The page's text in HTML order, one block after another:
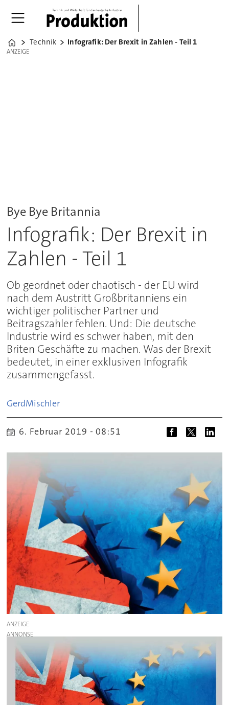
Home
Technik Infografik: Der Brexit in Zahlen - Teil 1
ANZEIGE
ANZEIGE
Bye Bye Britannia
Infografik: Der Brexit in
Zahlen - Teil 1
Ob geordnet oder chaotisch - der EU wird
nach dem Austritt Großbritanniens ein
wichtiger politischer Partner und
Beitragszahler fehlen. Und: Die deutsche
Industrie wird es schwer haben, mit den
Briten Geschäfte zu machen. Was der Brexit
bedeutet, in einer exklusiven Infografik
zusammengefasst.
GerdMischler
6. Februar 2019 - 08:51
ANZEIGE